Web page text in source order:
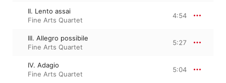
II. Lento assai
Fine Arts Quartet
4:54
III. Allegro possibile
Fine Arts Quartet
5:27
IV. Adagio
Fine Arts Quartet
5:04